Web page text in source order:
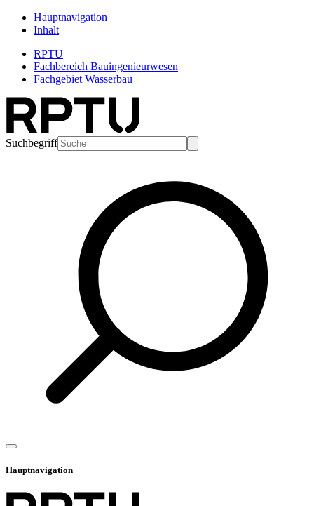
Hauptnavigation
Inhalt
RPTU
Fachbereich Bauingenieurwesen
Fachgebiet Wasserbau
Suchbegriff
Hauptnavigation